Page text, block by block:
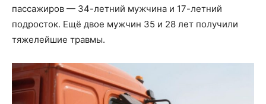
пассажиров — 34-летний мужчина и 17-летний
подросток. Ещё двое мужчин 35 и 28 лет получили
тяжелейшие травмы.